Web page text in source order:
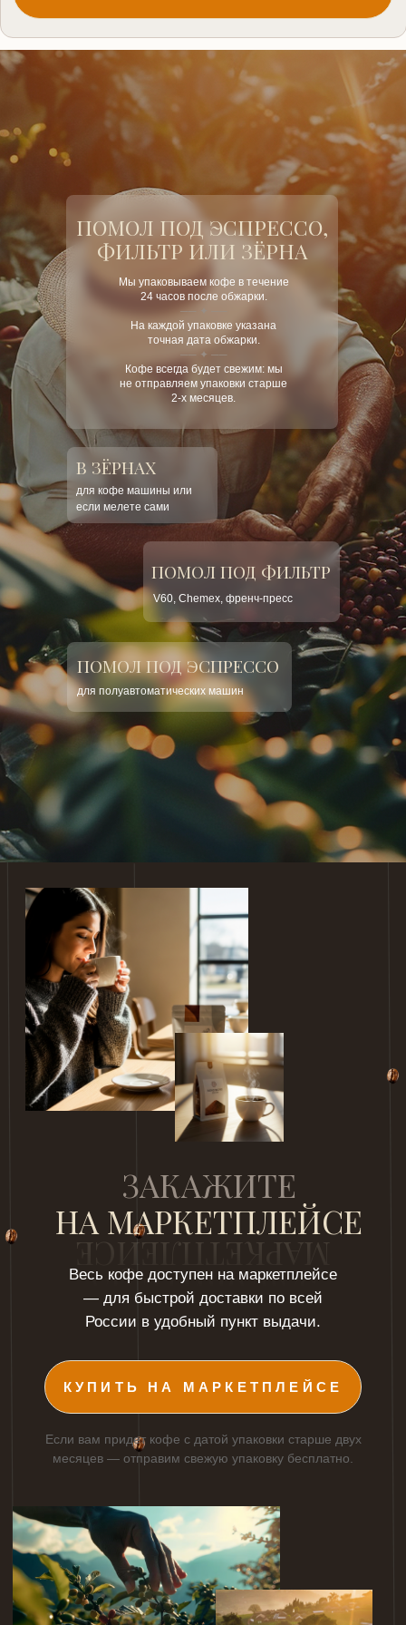
ПОМОЛ ПОД ЭСПРЕССО,
ФИЛЬТР ИЛИ ЗЁРНА
Мы упаковываем кофе в течение
24 часов после обжарки.
── ✦ ──
На каждой упаковке указана
точная дата обжарки.
── ✦ ──
Кофе всегда будет свежим: мы
не отправляем упаковки старше
2-х месяцев.
для полуавтоматических машин
ПОМОЛ ПОД ЭСПРЕССО
V60, Chemex, френч-пресс
ПОМОЛ ПОД ФИЛЬТР
для кофе машины или
если мелете сами
В ЗЁРНАХ